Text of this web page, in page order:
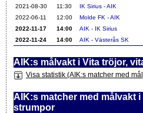
2021-08-30
11:30 IK Sirius - AIK
2022-06-11
12:00 Molde FK - AIK
2022-11-17
14:00 AIK - IK Sirius
2022-11-24
14:00 AIK - Västerås SK
AIK:s målvakt i Vita tröjor,
Visa statistik (AIK:s matcher med
AIK:s matcher med målvakt
strumpor